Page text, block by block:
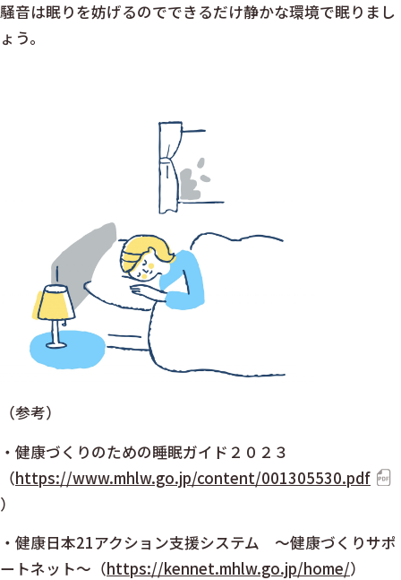
騒音は眠りを妨げるのでできるだけ静かな環境で眠りまし
ょう。
（参考）
・健康づくりのための睡眠ガイド２０２３
（https://www.mhlw.go.jp/content/001305530.pdf
）
・健康日本21アクション支援システム ～健康づくりサポ
ートネット～（https://kennet.mhlw.go.jp/home/）